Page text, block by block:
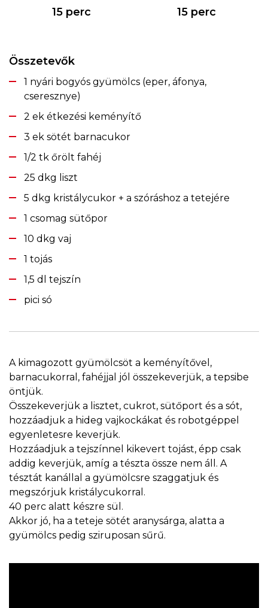
15 perc 15 perc
Összetevők
1 nyári bogyós gyümölcs (eper, áfonya,
cseresznye)
2 ek étkezési keményítő
3 ek sötét barnacukor
1/2 tk őrölt fahéj
25 dkg liszt
5 dkg kristálycukor + a szóráshoz a tetejére
1 csomag sütőpor
10 dkg vaj
1 tojás
1,5 dl tejszín
pici só
A kimagozott gyümölcsöt a keményítővel,
barnacukorral, fahéjjal jól összekeverjük, a tepsibe
öntjük.
Összekeverjük a lisztet, cukrot, sütőport és a sót,
hozzáadjuk a hideg vajkockákat és robotgéppel
egyenletesre keverjük.
Hozzáadjuk a tejszínnel kikevert tojást, épp csak
addig keverjük, amíg a tészta össze nem áll. A
tésztát kanállal a gyümölcsre szaggatjuk és
megszórjuk kristálycukorral.
40 perc alatt készre sül.
Akkor jó, ha a teteje sötét aranysárga, alatta a
gyümölcs pedig sziruposan sűrű.